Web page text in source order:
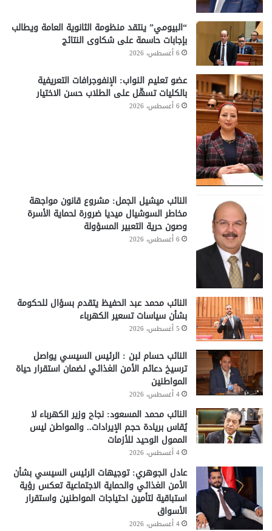
“البيومي” ينتقد منظومة الثانوية العامة ويطالب
بإجابات حاسمة على شكاوى النتائج
6 أغسطس، 2026
عضو تعليم النواب: الإنفوجرافات التعريفية
بالكليات تسهّل على الطلاب حسن الاختيار
6 أغسطس، 2026
النائب ميشيل الجمل: مشروع قانون مواجهة
مخاطر السوشيال ميديا ضرورة لحماية الأسرة
وصون حرية التعبير المسؤولة
6 أغسطس، 2026
النائب محمد عبد الحفيظ يتقدم بسؤال للحكومة
بشأن سياسات تسعير الكهرباء
5 أغسطس، 2026
النائب حسام لبن : الرئيس السيسي يواصل
ترسيخ دعائم الأمن الغذائي لضمان استقرار حياة
المواطنين
4 أغسطس، 2026
النائب محمد المسعود: نجاح وزير الكهرباء لا
يُقاس بريادة حجم الإيرادات.. والمواطن ليس
الممول الوحيد للأزمات
4 أغسطس، 2026
عادل الجوهري: توجيهات الرئيس السيسي بشأن
الأمن الغذائي والحماية الاجتماعية تعكس رؤية
استباقية لتأمين احتياجات المواطنين واستقرار
الأسواق
4 أغسطس، 2026